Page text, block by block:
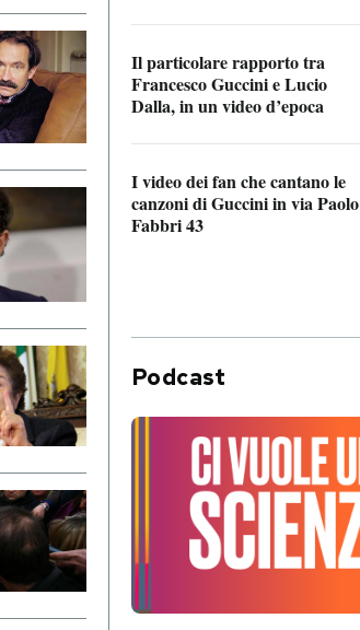
Il particolare rapporto tra
Francesco Guccini e Lucio
Dalla, in un video d’epoca
I video dei fan che cantano le
canzoni di Guccini in via Paolo
Fabbri 43
Podcast